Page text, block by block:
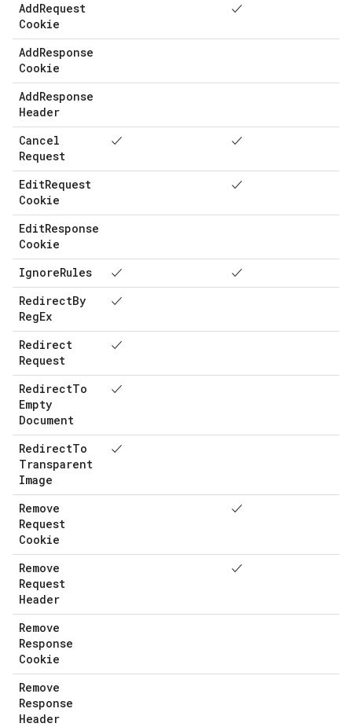
AddRequest
Cookie
✓
AddResponse
Cookie
AddResponse
Header
Cancel
Request
✓ ✓
EditRequest
Cookie
✓
EditResponse
Cookie
IgnoreRules ✓ ✓
RedirectBy
RegEx
✓
Redirect
Request
✓
RedirectTo
Empty
Document
✓
RedirectTo
Transparent
Image
✓
Remove
Request
Cookie
✓
Remove
Request
Header
✓
Remove
Response
Cookie
Remove
Response
Header